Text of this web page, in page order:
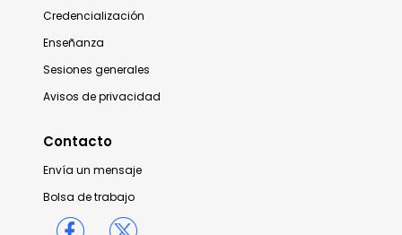
Credencialización
Enseñanza
Sesiones generales
Avisos de privacidad
Contacto
Envía un mensaje
Bolsa de trabajo